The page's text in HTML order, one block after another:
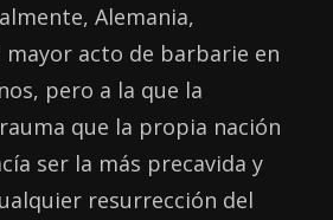
Alemania,
mayor acto de barbarie en
pero a la que la
que la propia nación
ser la más precavida y
resurrección del